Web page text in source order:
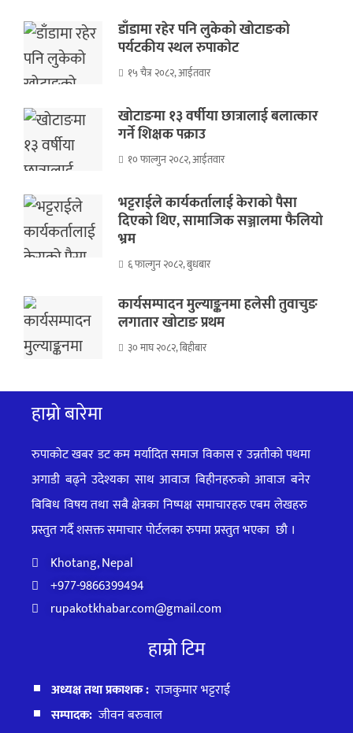
डाँडामा रहेर पनि लुकेको खोटाङको
पर्यटकीय स्थल रुपाकोट
१५ चैत्र २०८२, आईतवार
खोटाङमा १३ वर्षीया छात्रालाई बलात्कार
गर्ने शिक्षक पक्राउ
१० फाल्गुन २०८२, आईतवार
भट्टराईले कार्यकर्तालाई केराको पैसा
दिएको थिए, सामाजिक सञ्जालमा फैलियो
भ्रम
६ फाल्गुन २०८२, बुधबार
कार्यसम्पादन मुल्याङ्कनमा हलेसी तुवाचुङ
लगातार खोटाङ प्रथम
३० माघ २०८२, बिहीबार
हाम्रो बारेमा
रुपाकोट खबर डट कम मर्यादित समाज विकास र उन्नतीको पथमा
अगाडी बढ्ने उदेश्यका साथ आवाज बिहीनहरुको आवाज बनेर
बिबिध विषय तथा सबै क्षेत्रका निष्पक्ष समाचारहरु एबम लेखहरु
प्रस्तुत गर्दै शसक्त समाचार पोर्टलका रुपमा प्रस्तुतभएका छौ ।
Khotang, Nepal
+977-9866399494
rupakotkhabar.com@gmail.com
हाम्रो टिम
अध्यक्ष तथा प्रकाशक : राजकुमार भट्टराई
सम्पादक:जीवन बरुवाल